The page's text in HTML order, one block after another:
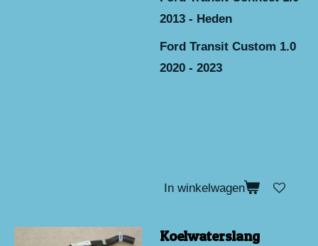
2013 - Heden
Ford Transit Custom 1.0
2020 - 2023
In winkelwagen
Koelwaterslang